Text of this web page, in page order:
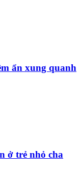
ẩn xung quanh
ở trẻ nhỏ cha